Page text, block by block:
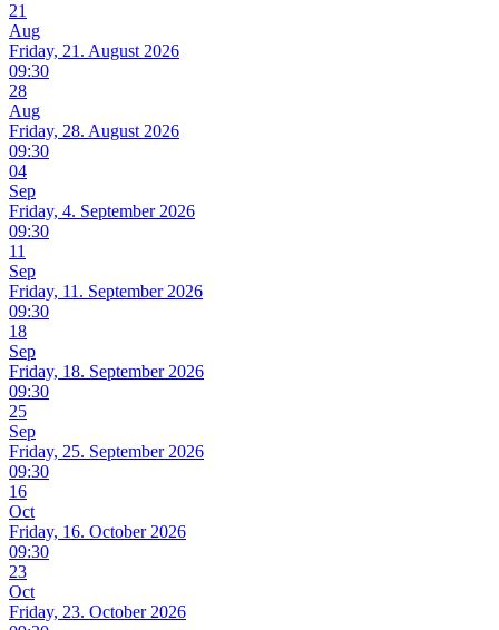
21
Aug
Friday, 21. August 2026
09:30
28
Aug
Friday, 28. August 2026
09:30
04
Sep
Friday, 4. September 2026
09:30
11
Sep
Friday, 11. September 2026
09:30
18
Sep
Friday, 18. September 2026
09:30
25
Sep
Friday, 25. September 2026
09:30
16
Oct
Friday, 16. October 2026
09:30
23
Oct
Friday, 23. October 2026